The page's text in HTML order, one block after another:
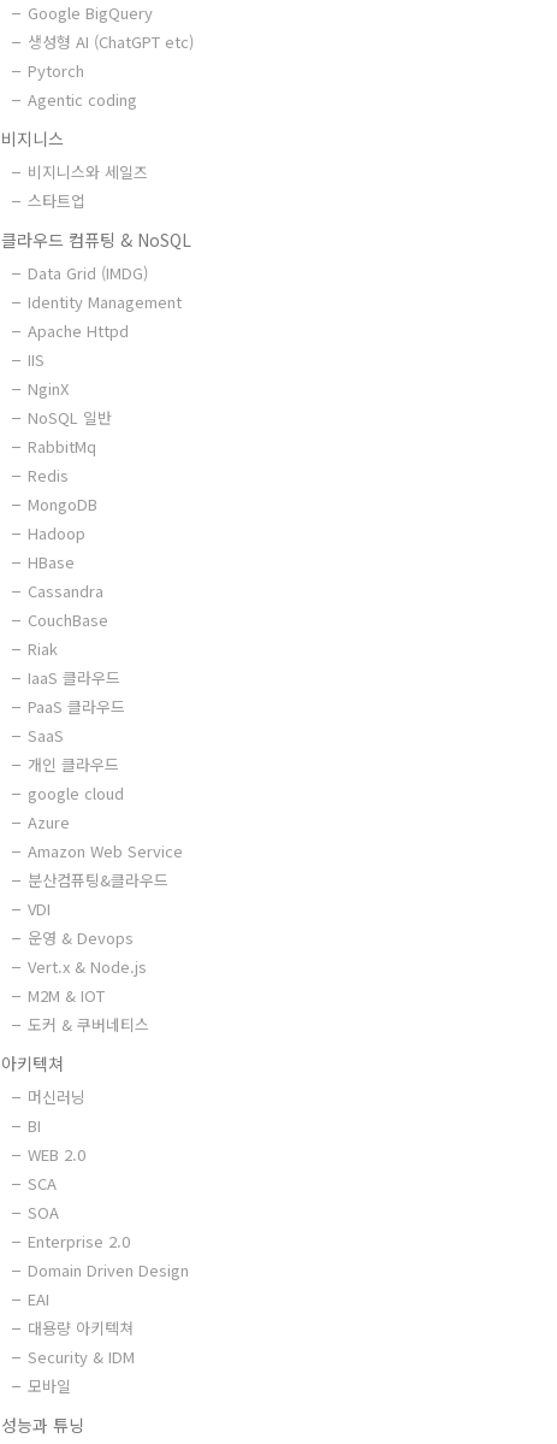
Google BigQuery
생성형 AI (ChatGPT etc)
Pytorch
Agentic coding
비지니스
비지니스와 세일즈
스타트업
클라우드 컴퓨팅 & NoSQL
Data Grid (IMDG)
Identity Management
Apache Httpd
IIS
NginX
NoSQL 일반
RabbitMq
Redis
MongoDB
Hadoop
HBase
Cassandra
CouchBase
Riak
IaaS 클라우드
PaaS 클라우드
SaaS
개인 클라우드
google cloud
Azure
Amazon Web Service
분산컴퓨팅&클라우드
VDI
운영 & Devops
Vert.x & Node.js
M2M & IOT
도커 & 쿠버네티스
아키텍쳐
머신러닝
BI
WEB 2.0
SCA
SOA
Enterprise 2.0
Domain Driven Design
EAI
대용량 아키텍쳐
Security & IDM
모바일
성능과 튜닝